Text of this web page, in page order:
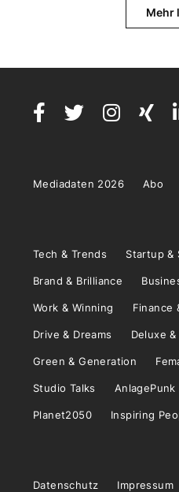
Mehr
Mediadaten 2026 Abo
Tech & Trends Startup &
Brand & Brilliance
Work & Winning Finance
Drive & Dreams Deluxe
Green & Generation
Studio Talks AnlagePunk
Planet2050 Inspiring
Datenschutz Impressum